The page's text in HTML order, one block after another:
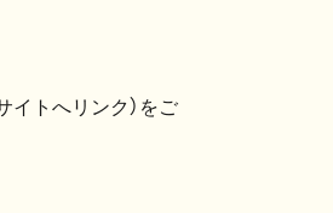
イトへリンク）をご